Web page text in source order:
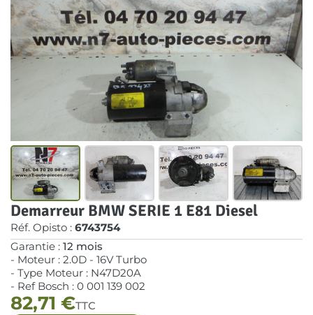
Demarreur BMW SERIE 1 E81 Diesel
Réf. Opisto : 6743754
Garantie : 12 mois
- Moteur : 2.0D - 16V Turbo
- Type Moteur : N47D20A
- Ref Bosch : 0 001 139 002
82,71 €TTC